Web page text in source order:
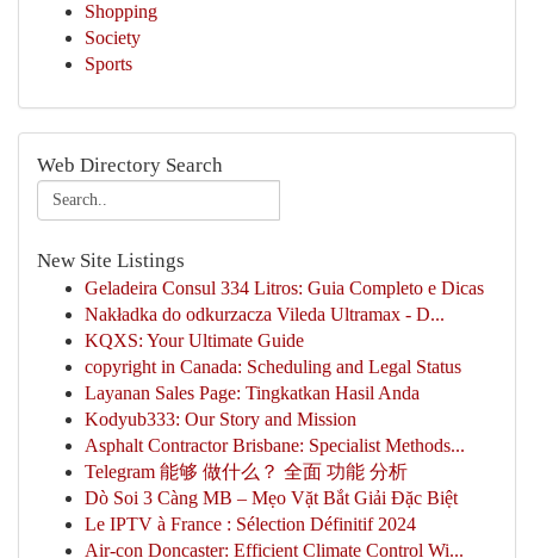
Shopping
Society
Sports
Web Directory Search
New Site Listings
Geladeira Consul 334 Litros: Guia Completo e Dicas
Nakładka do odkurzacza Vileda Ultramax - D...
KQXS: Your Ultimate Guide
copyright in Canada: Scheduling and Legal Status
Layanan Sales Page: Tingkatkan Hasil Anda
Kodyub333: Our Story and Mission
Asphalt Contractor Brisbane: Specialist Methods...
Telegram 能够 做什么？ 全面 功能 分析
Dò Soi 3 Càng MB – Mẹo Vặt Bắt Giải Đặc Biệt
Le IPTV à France : Sélection Définitif 2024
Air-con Doncaster: Efficient Climate Control Wi...